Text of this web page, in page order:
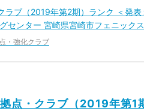
ラブ（2019年第2期）ランク ＜発
センター 宮崎県宮崎市フェニック
・強化クラブ
点・クラブ（2019年第1